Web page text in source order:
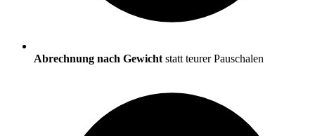
Abrechnung nach Gewicht statt teurer Pauschalen